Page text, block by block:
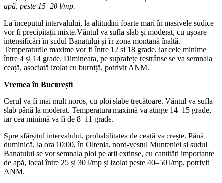
apă, peste 15–20 l/mp.
La începutul intervalului, la altitudini foarte mari în masivele sudice
vor fi precipitații mixte.Vântul va sufla slab și moderat, cu ușoare
intensificări în sudul Banatului și în zona montană înaltă.
Temperaturile maxime vor fi între 12 și 18 grade, iar cele minime
între 4 și 14 grade. Dimineața, pe suprafețe restrânse se va semnala
ceață, asociată izolat cu burniță, potrivit ANM.
Vremea în București
Cerul va fi mai mult noros, cu ploi slabe trecătoare. Vântul va sufla
slab până la moderat. Temperatura maximă va atinge 14–15 grade,
iar cea minimă va fi de 8–11 grade.
Spre sfârșitul intervalului, probabilitatea de ceață va crește. Până
duminică, la ora 10:00, în Oltenia, nord-vestul Munteniei și sudul
Banatului se vor semnala ploi pe arii extinse, cu cantități importante
de apă, local între 25 și 30 l/mp și izolat peste 40–50 l/mp, potrivit
ANM.